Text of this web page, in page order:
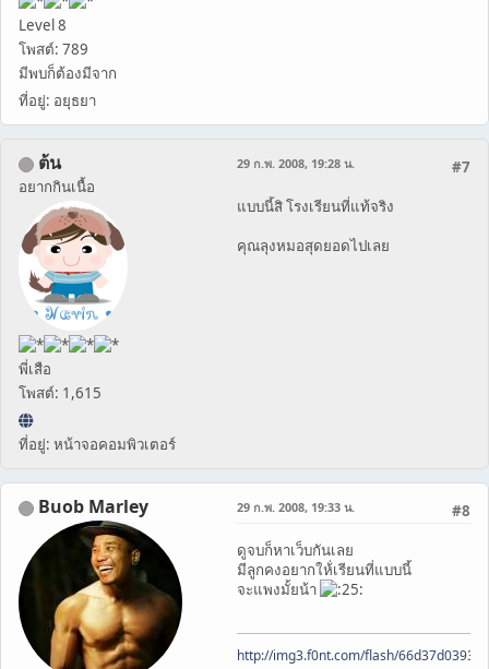
Level 8
โพสต์: 789
มีพบก็ต้องมีจาก
ที่อยู่: อยุธยา
ต้น
อยากกินเนื้อ
พี่เสือ
โพสต์: 1,615
ที่อยู่: หน้าจอคอมพิวเตอร์
#7
29 ก.พ. 2008, 19:28 น.
แบบนี้สิ โรงเรียนที่แท้จริง
คุณลุงหมอสุดยอดไปเลย
Buob Marley #8
29 ก.พ. 2008, 19:33 น.
ดูจบก็หาเว็บกันเลย
มีลูกคงอยากให้่เรียนที่แบบนี้
จะแพงมั้ยน้า
http://img3.f0nt.com/flash/